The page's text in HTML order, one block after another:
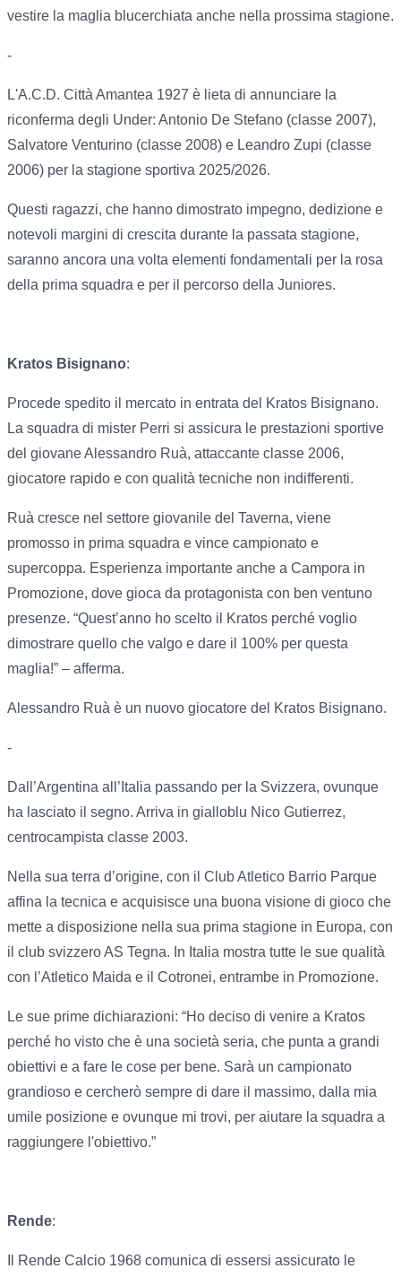
vestire la maglia blucerchiata anche nella prossima stagione.
-
L'A.C.D. Città Amantea 1927 è lieta di annunciare la
riconferma degli Under: Antonio De Stefano (classe 2007),
Salvatore Venturino (classe 2008) e Leandro Zupi (classe
2006) per la stagione sportiva 2025/2026.
Questi ragazzi, che hanno dimostrato impegno, dedizione e
notevoli margini di crescita durante la passata stagione,
saranno ancora una volta elementi fondamentali per la rosa
della prima squadra e per il percorso della Juniores.
Kratos Bisignano:
Procede spedito il mercato in entrata del Kratos Bisignano.
La squadra di mister Perri si assicura le prestazioni sportive
del giovane Alessandro Ruà, attaccante classe 2006,
giocatore rapido e con qualità tecniche non indifferenti.
Ruà cresce nel settore giovanile del Taverna, viene
promosso in prima squadra e vince campionato e
supercoppa. Esperienza importante anche a Campora in
Promozione, dove gioca da protagonista con ben ventuno
presenze. “Quest’anno ho scelto il Kratos perché voglio
dimostrare quello che valgo e dare il 100% per questa
maglia!” – afferma.
Alessandro Ruà è un nuovo giocatore del Kratos Bisignano.
-
Dall’Argentina all’Italia passando per la Svizzera, ovunque
ha lasciato il segno. Arriva in gialloblu Nico Gutierrez,
centrocampista classe 2003.
Nella sua terra d’origine, con il Club Atletico Barrio Parque
affina la tecnica e acquisisce una buona visione di gioco che
mette a disposizione nella sua prima stagione in Europa, con
il club svizzero AS Tegna. In Italia mostra tutte le sue qualità
con l’Atletico Maida e il Cotronei, entrambe in Promozione.
Le sue prime dichiarazioni: “Ho deciso di venire a Kratos
perché ho visto che è una società seria, che punta a grandi
obiettivi e a fare le cose per bene. Sarà un campionato
grandioso e cercherò sempre di dare il massimo, dalla mia
umile posizione e ovunque mi trovi, per aiutare la squadra a
raggiungere l'obiettivo.”
Rende:
Il Rende Calcio 1968 comunica di essersi assicurato le